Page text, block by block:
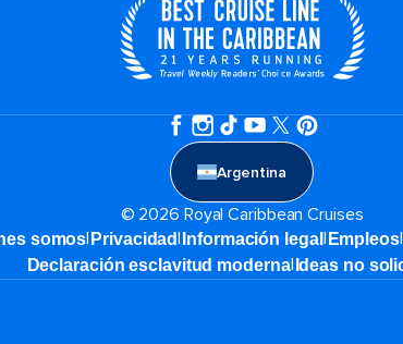
Argentina
© 2026 Royal Caribbean Cruises
somos| Privacidad| Información legal | Empleos|
Declaración esclavitud moderna| Ideas no